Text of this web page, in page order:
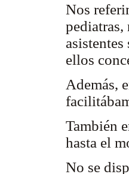
Nos
pediatras,
ellos
Además,
También
hasta el
No se